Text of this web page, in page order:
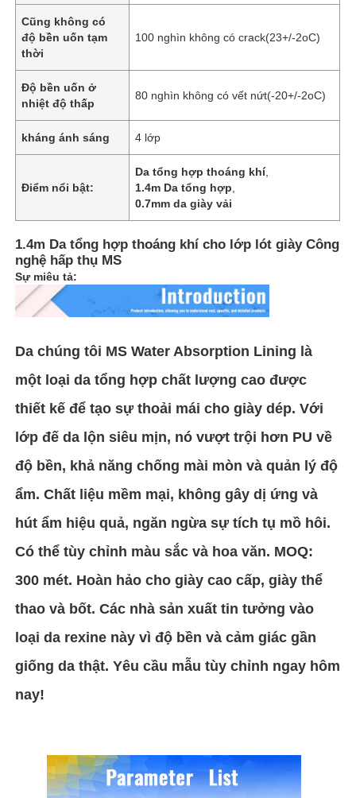
Các sản phẩm
Video
Về chúng tôi
Tham quan nhà máy
Liên hệ
Các vụ án
Chất liệu da ghế sofa
Vật liệu da sinh thái
Da silicone
Da bằng sợi vi mô
Vật liệu da suede
Cũng không có
độ bền uốn tạm
thời
100 nghìn không có crack(23+/-2oC)
Độ bền uốn ở
nhiệt độ thấp
80 nghìn không có vết nứt(-20+/-2oC)
kháng ánh sáng 4 lớp
Điểm nổi bật:
Da tổng hợp thoáng khí,
1.4m Da tổng hợp
0.7mm da giày vải
1.4m Da tổng hợp thoáng khí cho lớp lót giày Công
nghệ hấp thụ MS
Sự miêu tả:
Da chúng tôi MS Water Absorption Lining là
một loại da tổng hợp chất lượng cao được
thiết kế để tạo sự thoải mái cho giày dép. Với
lớp đế da lộn siêu mịn, nó vượt trội hơn PU về
độ bền, khả năng chống mài mòn và quản lý độ
ẩm. Chất liệu mềm mại, không gây dị ứng và
hút ẩm hiệu quả, ngăn ngừa sự tích tụ mồ hôi.
Có thể tùy chỉnh màu sắc và hoa văn. MOQ:
300 mét. Hoàn hảo cho giày cao cấp, giày thể
thao và bốt. Các nhà sản xuất tin tưởng vào
loại da rexine này vì độ bền và cảm giác gần
giống da thật. Yêu cầu mẫu tùy chỉnh ngay hôm
nay!